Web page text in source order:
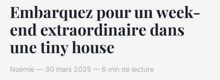
Embarquez pour un week-
end extraordinaire dans
une tiny house
Noémie — 30 mars 2025 — 6 min de lecture